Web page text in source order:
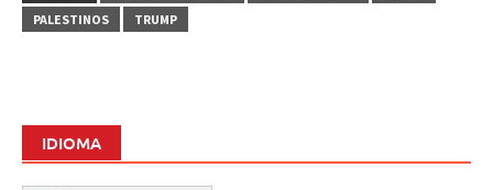
PALESTINOS
TRUMP
IDIOMA